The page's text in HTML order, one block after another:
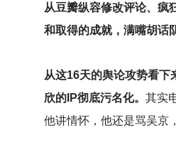
从豆瓣纵容修改评论、疯
和取得的成就，满嘴胡话
从这16天的舆论攻势看
欣的IP彻底污名化。 其实
他讲情怀，他还是骂吴京